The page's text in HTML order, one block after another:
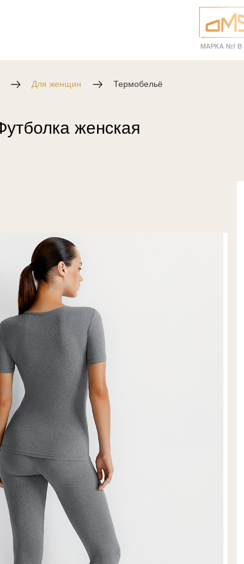
МАРКА №1
Для женщин Термобельё
женская